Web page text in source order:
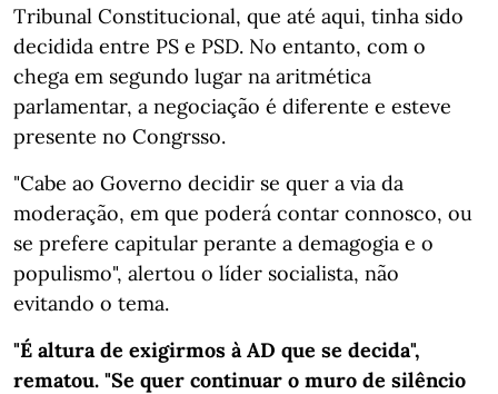
Tribunal Constitucional, que até aqui, tinha sido
decidida entre PS e PSD. No entanto, com o
chega em segundo lugar na aritmética
parlamentar, a negociação é diferente e esteve
presente no Congrsso.
"Cabe ao Governo decidir se quer a via da
moderação, em que poderá contar connosco, ou
se prefere capitular perante a demagogia e o
populismo", alertou o líder socialista, não
evitando o tema.
"É altura de exigirmos à AD que se decida",
rematou. "Se quer continuar o muro de silêncio